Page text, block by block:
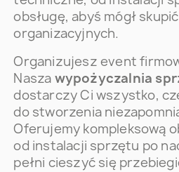
obsługę, abyś mógł
organizacyjnych.
Organizujesz event
Nasza wypożyczalnia
dostarczy Ci wszystko,
do stworzenia
Oferujemy kompleksową
od instalacji sprzętu po
pełni cieszyć się